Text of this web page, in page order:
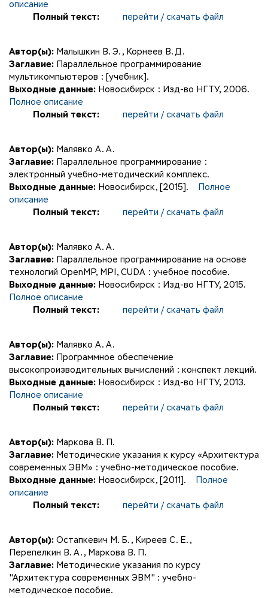
описание
Полный текст:
перейти / скачать файл
Автор(ы): Малышкин В. Э. , Корнеев В. Д.
Заглавие: Параллельное программирование
мультикомпьютеров : [учебник].
Выходные данные: Новосибирск : Изд-во НГТУ, 2006.
Полное описание
Полный текст:
перейти / скачать файл
Автор(ы): Малявко А. А.
Заглавие: Параллельное программирование :
электронный учебно-методический комплекс.
Выходные данные: Новосибирск, [2015].
Полное
описание
Полный текст:
перейти / скачать файл
Автор(ы): Малявко А. А.
Заглавие: Параллельное программирование на основе
технологий OpenMP, MPI, CUDA : учебное пособие.
Выходные данные: Новосибирск : Изд-во НГТУ, 2015.
Полное описание
Полный текст:
перейти / скачать файл
Автор(ы): Малявко А. А.
Заглавие: Программное обеспечение
высокопроизводительных вычислений : конспект лекций.
Выходные данные: Новосибирск : Изд-во НГТУ, 2013.
Полное описание
Полный текст:
перейти / скачать файл
Автор(ы): Маркова В. П.
Заглавие: Методические указания к курсу «Архитектура
современных ЭВМ» : учебно-методическое пособие.
Выходные данные: Новосибирск, [2011].
Полное
описание
Полный текст:
перейти / скачать файл
Автор(ы): Остапкевич М. Б. , Киреев С. Е. ,
Перепелкин В. А. , Маркова В. П.
Заглавие: Методические указания по курсу
"Архитектура современных ЭВМ" : учебно-
методическое пособие.